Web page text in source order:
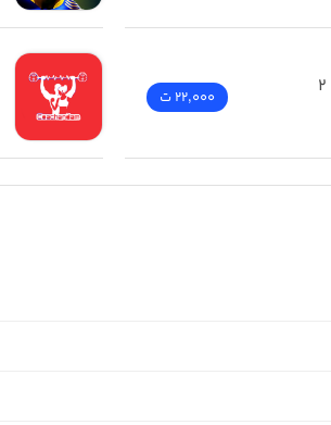
22,000 ت